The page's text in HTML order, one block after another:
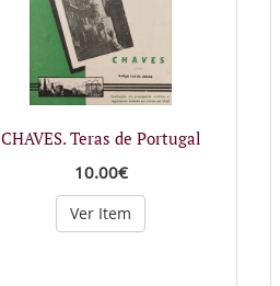
CHAVES. Teras de Portugal
10.00€
Ver Item